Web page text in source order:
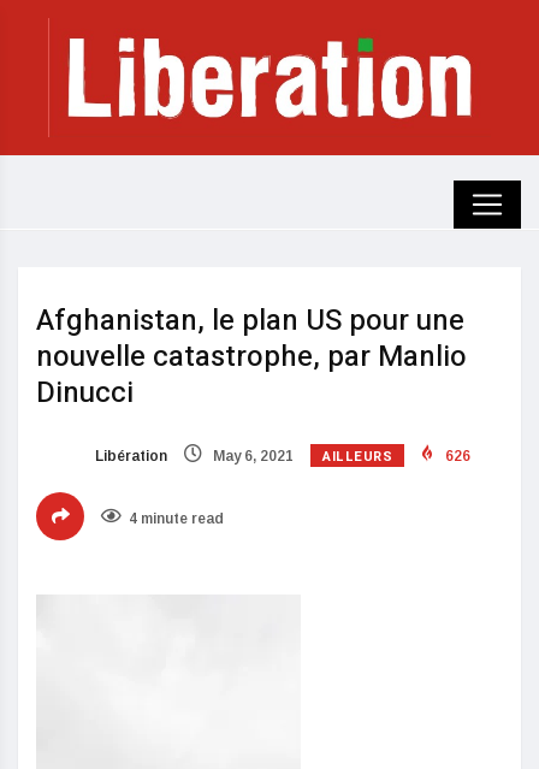
Afghanistan, le plan US pour une
nouvelle catastrophe, par Manlio
Dinucci
Libération May 6, 2021 AILLEURS 626
4 minute read